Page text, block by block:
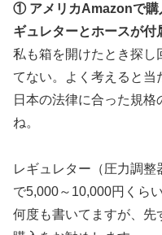
① アメリカAmazonで購
ギュレターとホースが付
私も箱を開けたとき探し
てない。よく考えると
日本の法律に合った規格
ね。
レギュレター（圧力調
で5,000～10,000円くら
何度も書いてますが、先